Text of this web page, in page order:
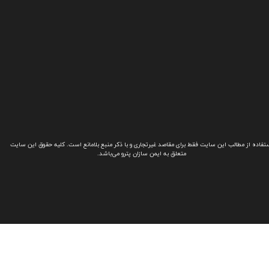
از مطالب این سایت فقط برای مقاصد غیرتجاری و با ذکر منبع بلامانع است. کلیه حقوق این سایت
متعلق به ایمن سازان پترو می‌باشد.